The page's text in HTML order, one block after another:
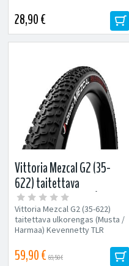
Heijastinnauha...
28,90 €
Vittoria Mezcal G2 (35-
622) taitettava
ulkorengas (Musta /
Harmaa)
Vittoria Mezcal G2 (35-622)
taitettava ulkorengas (Musta /
Harmaa) Kevennetty TLR
Yhtenäinen...
59,90 € 69,50 €